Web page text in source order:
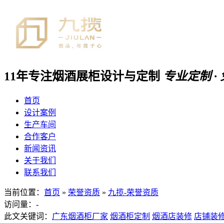
11年专注烟酒展柜设计与定制 专业定制 ·
首页
设计案例
生产车间
合作客户
新闻资讯
关于我们
联系我们
当前位置： 首页 » 荣誉资质 » 九揽-荣誉资质
访问量： -
此文关键词： 广东烟酒柜厂家 烟酒柜定制 烟酒店装修 店铺装